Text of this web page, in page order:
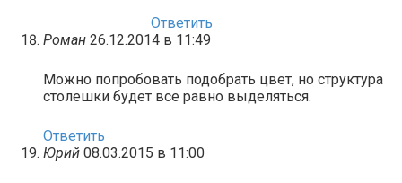
Ответить
Роман 26.12.2014 в 11:49
Можно попробовать подобрать цвет, но структура
столешки будет все равно выделяться.
Ответить
Юрий 08.03.2015 в 11:00